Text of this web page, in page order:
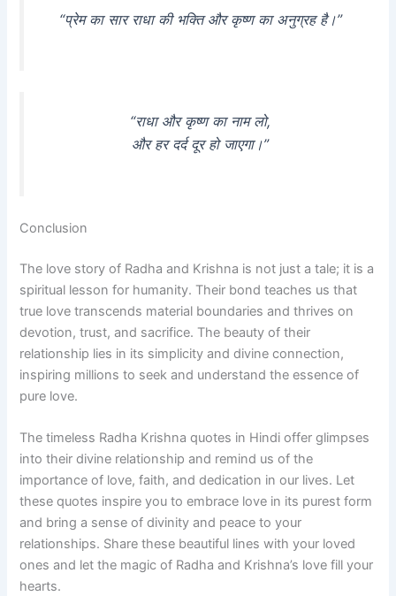
“प्रेम का सार राधा की भक्ति और कृष्ण का अनुग्रह है।”
“राधा और कृष्ण का नाम लो,
और हर दर्द दूर हो जाएगा।”
Conclusion
The love story of Radha and Krishna is not just a tale; it is a
spiritual lesson for humanity. Their bond teaches us that
true love transcends material boundaries and thrives on
devotion, trust, and sacrifice. The beauty of their
relationship lies in its simplicity and divine connection,
inspiring millions to seek and understand the essence of
pure love.
The timeless Radha Krishna quotes in Hindi offer glimpses
into their divine relationship and remind us of the
importance of love, faith, and dedication in our lives. Let
these quotes inspire you to embrace love in its purest form
and bring a sense of divinity and peace to your
relationships. Share these beautiful lines with your loved
ones and let the magic of Radha and Krishna’s love fill your
hearts.